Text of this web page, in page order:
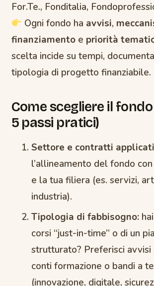
For.Te., Fonditalia,
Ogni fondo ha avvisi,
finanziamentoe priorità
scelta incide su tempi,
tipologia di progetto finanziabile.
Come scegliere il
5 passi pratici)
Settore e contratti
l’allineamento del fondo
e la tua filiera (es. servizi,
industria).
Tipologia di fabbisogno:
corsi “just-in-time” o di un
strutturato? Preferisci
conti formazione o bandi a
(innovazione, digitale,